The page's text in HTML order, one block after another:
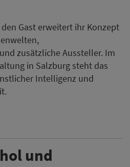
Gast erweitert ihr Konzept
zusätzliche Aussteller. Im
in Salzburg steht das
Intelligenz und
und